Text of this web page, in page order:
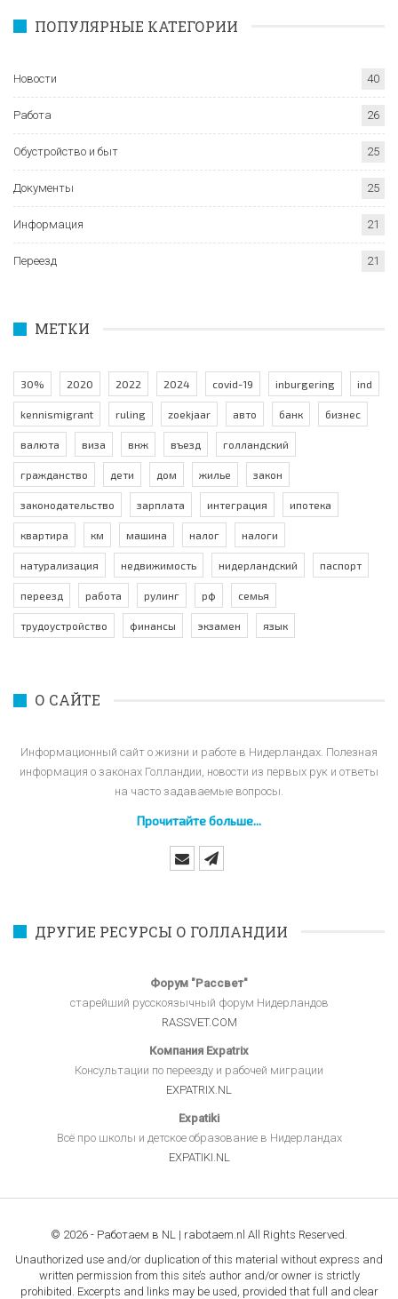
ПОПУЛЯРНЫЕ КАТЕГОРИИ
Новости 40
Работа 26
Обустройство и быт 25
Документы 25
Информация 21
Переезд 21
МЕТКИ
30% 2020 2022 2024 covid-19 inburgering ind
kennismigrant ruling zoekjaar авто банк бизнес
валюта виза внж въезд голландский
гражданство дети дом жилье закон
законодательство зарплата интеграция ипотека
квартира км машина налог налоги
натурализация недвижимость нидерландский паспорт
переезд работа рулинг рф семья
трудоустройство финансы экзамен язык
О САЙТЕ
Информационный сайт о жизни и работе в Нидерландах. Полезная
информация о законах Голландии, новости из первых рук и ответы
на часто задаваемые вопросы.
Прочитайте больше...
ДРУГИЕ РЕСУРСЫ О ГОЛЛАНДИИ
Форум "Рассвет"
старейший русскоязычный форум Нидерландов
RASSVET.COM
Компания Expatrix
Консультации по переезду и рабочей миграции
EXPATRIX.NL
Expatiki
Всё про школы и детское образование в Нидерландах
EXPATIKI.NL
© 2026 - Работаем в NL | rabotaem.nl All Rights Reserved.
Unauthorized use and/or duplication of this material without express and
written permission from this site’s author and/or owner is strictly
prohibited. Excerpts and links may be used, provided that full and clear